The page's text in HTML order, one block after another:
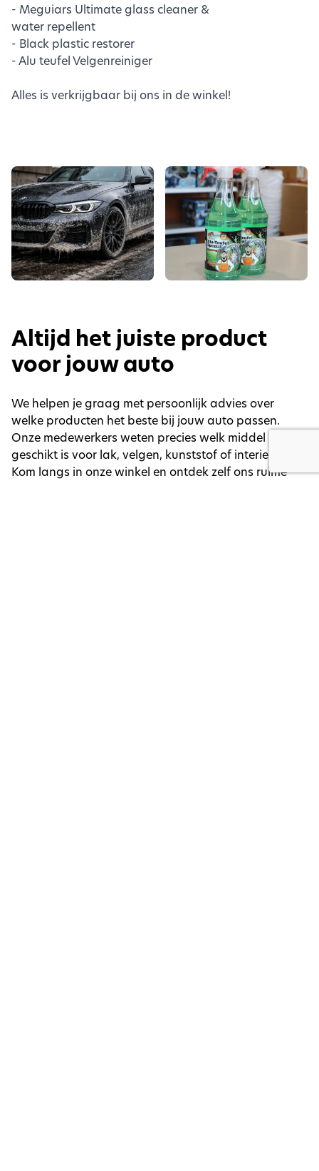
- Meguiars Ultimate glass cleaner &
water repellent
- Black plastic restorer
- Alu teufel Velgenreiniger
Alles is verkrijgbaar bij ons in de winkel!
Altijd het juiste product
voor jouw auto
We helpen je graag met persoonlijk advies over
welke producten het beste bij jouw auto passen.
Onze medewerkers weten precies welk middel
geschikt is voor lak, velgen, kunststof of interieur.
Kom langs in onze winkel en ontdek zelf ons ruime